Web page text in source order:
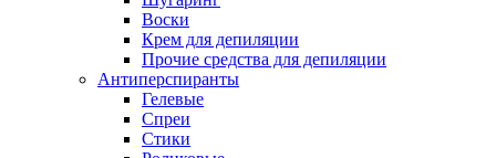
Воски
Крем для депиляции
Прочие средства для депиляции
Антиперспиранты
Гелевые
Спреи
Стики